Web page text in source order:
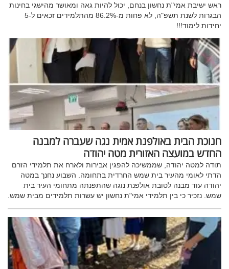
ראש ישיבת אמי"ת נחשון בנחם, יכול להיות גאה ומאושר מהישגי בחינות
הבגרות לשנת תשפ"ה, לא פחות מ-86.2% מהתלמידים זכאים ל-5
יחידות לימוד!!!
חנוכת הבית באולפנת אמית נגה שעברה למבנה
החדש במועצה האזורית מטה יהודה
תודה למטה יהודה, שממשיכה להפגין אבירות ולארח את תלמידי הזרם
הדתי לאומי מהעיר בית שמש החרדית בתחומה. השבוע נחנך במטה
יהודה עוד מבנה לטובת אולפנת נוגה שהתפנתה מתחומי העיר בית
שמש. נזכיר כי בין תלמידי אמי"ת נחשון יש עשרות תלמידים מבית שמש.